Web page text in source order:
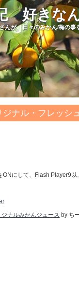
好きな
んが、日々のみかん/梅の
ナル・フレッシ
にして、Flash Player9以
ルみかんジュース by ち